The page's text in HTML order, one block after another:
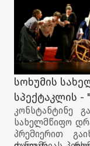
სოხუმის
სპექტაკლის -
პრემიერა
კონსტანტინე
სახელმწიფო
პრემიერით